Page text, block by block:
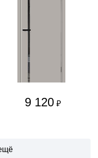
9 120 ₽